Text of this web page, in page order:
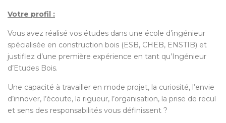
Votre profil :
Vous avez réalisé vos études dans une école d’ingénieur
spécialisée en construction bois (ESB, CHEB, ENSTIB) et
justifiez d’une première expérience en tant qu’Ingénieur
d’Etudes Bois.
Une capacité à travailler en mode projet, la curiosité, l’envie
d’innover, l’écoute, la rigueur, l’organisation, la prise de recul
et sens des responsabilités vous définissent ?